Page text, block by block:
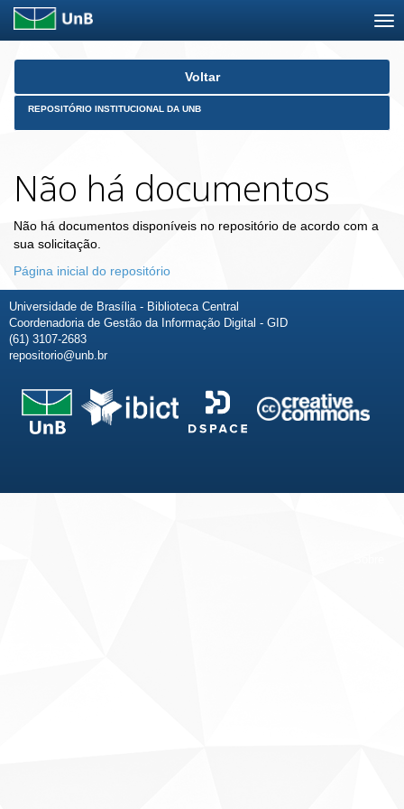
Skip
Voltar
REPOSITÓRIO INSTITUCIONAL DA UNB
Não há documentos
Não há documentos disponíveis no repositório de acordo com a
sua solicitação.
Página inicial do repositório
Universidade de Brasília - Biblioteca Central
Coordenadoria de Gestão da Informação Digital - GID
(61) 3107-2683
repositorio@unb.br